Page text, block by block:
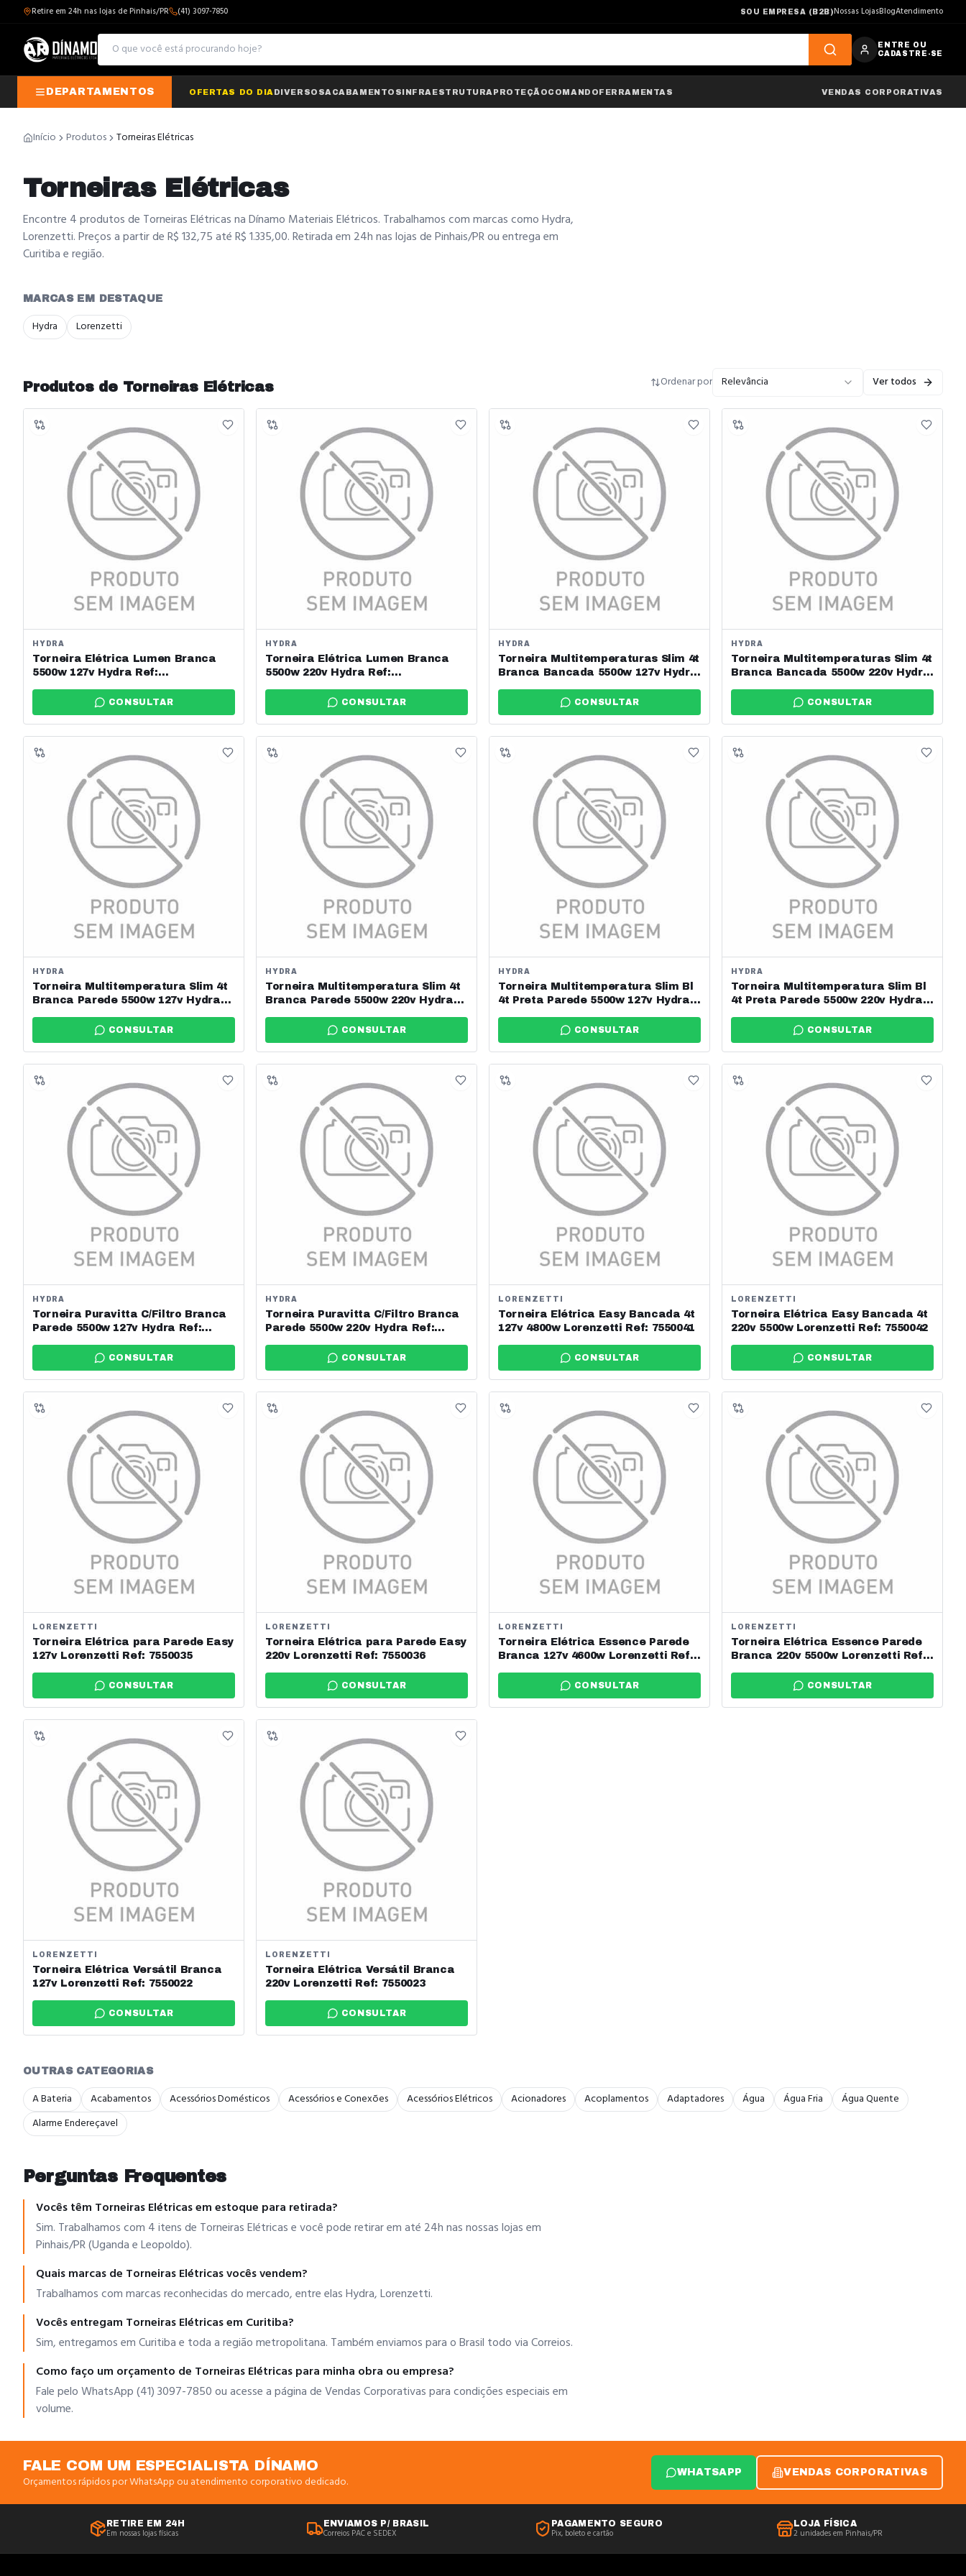
Retire em 24h nas lojas de Pinhais/PR (41) 3097-7850 SOU EMPRESA (B2B)Nossas LojasBlogAtendimento
ENTRE OU
CADASTRE-SE
DEPARTAMENTOS OFERTAS DO DIA DIVERSOSACABAMENTOSINFRAESTRUTURA PROTEÇÃOCOMANDOFERRAMENTAS VENDAS CORPORATIVAS
Início Produtos Torneiras Elétricas
Torneiras Elétricas
Encontre 4 produtos de Torneiras Elétricas na Dínamo Materiais Elétricos. Trabalhamos com marcas como Hydra,
Lorenzetti. Preços a partir de R$ 132,75 até R$ 1.335,00. Retirada em 24h nas lojas de Pinhais/PR ou entrega em
Curitiba e região.
MARCAS EM DESTAQUE
Hydra Lorenzetti
Produtos de Torneiras Elétricas Ordenar por Relevância Ver todos
HYDRA
Torneira Elétrica Lumen Branca
5500w 127v Hydra Ref:
CONSULTAR
HYDRA
Torneira Elétrica Lumen Branca
5500w 220v Hydra Ref:
CONSULTAR
HYDRA
Torneira Multitemperaturas Slim 4t
Branca Bancada 5500w 127v Hydra
CONSULTAR
HYDRA
Torneira Multitemperaturas Slim 4t
Branca Bancada 5500w 220v Hydra
CONSULTAR
HYDRA
Torneira Multitemperatura Slim 4t
Branca Parede 5500w 127v Hydra
CONSULTAR
HYDRA
Torneira Multitemperatura Slim 4t
Branca Parede 5500w 220v Hydra
CONSULTAR
HYDRA
Torneira Multitemperatura Slim Bl
4t Preta Parede 5500w 127v Hydra
CONSULTAR
HYDRA
Torneira Multitemperatura Slim Bl
4t Preta Parede 5500w 220v Hydra
CONSULTAR
HYDRA
Torneira Puravitta C/Filtro Branca
Parede 5500w 127v Hydra Ref:
CONSULTAR
HYDRA
Torneira Puravitta C/Filtro Branca
Parede 5500w 220v Hydra Ref:
CONSULTAR
LORENZETTI
Torneira Elétrica Easy Bancada 4t
127v 4800w Lorenzetti Ref: 7550041
CONSULTAR
LORENZETTI
Torneira Elétrica Easy Bancada 4t
220v 5500w Lorenzetti Ref: 7550042
CONSULTAR
LORENZETTI
Torneira Elétrica para Parede Easy
127v Lorenzetti Ref: 7550035
CONSULTAR
LORENZETTI
Torneira Elétrica para Parede Easy
220v Lorenzetti Ref: 7550036
CONSULTAR
LORENZETTI
Torneira Elétrica Essence Parede
Branca 127v 4600w Lorenzetti Ref:
CONSULTAR
LORENZETTI
Torneira Elétrica Essence Parede
Branca 220v 5500w Lorenzetti Ref:
CONSULTAR
LORENZETTI
Torneira Elétrica Versátil Branca
127v Lorenzetti Ref: 7550022
CONSULTAR
LORENZETTI
Torneira Elétrica Versátil Branca
220v Lorenzetti Ref: 7550023
CONSULTAR
OUTRAS CATEGORIAS
A Bateria Acabamentos Acessórios Domésticos Acessórios e Conexões Acessórios Elétricos Acionadores Acoplamentos Adaptadores Água Água Fria
Água Quente
Alarme Endereçavel
Perguntas Frequentes
Vocês têm Torneiras Elétricas em estoque para retirada?
Sim. Trabalhamos com 4 itens de Torneiras Elétricas e você pode retirar em até 24h nas nossas lojas em
Pinhais/PR (Uganda e Leopoldo).
Quais marcas de Torneiras Elétricas vocês vendem?
Trabalhamos com marcas reconhecidas do mercado, entre elas Hydra, Lorenzetti.
Vocês entregam Torneiras Elétricas em Curitiba?
Sim, entregamos em Curitiba e toda a região metropolitana. Também enviamos para o Brasil todo via Correios.
Como faço um orçamento de Torneiras Elétricas para minha obra ou empresa?
Fale pelo WhatsApp (41) 3097-7850 ou acesse a página de Vendas Corporativas para condições especiais em
volume.
FALE COM UM ESPECIALISTA DÍNAMO
Orçamentos rápidos por WhatsApp ou atendimento corporativo dedicado.
WHATSAPP VENDAS CORPORATIVAS
RETIRE EM 24H
Em nossas lojas físicas
ENVIAMOS P/ BRASIL
Correios PAC e SEDEX
PAGAMENTO SEGURO
Pix, boleto e cartão
LOJA FÍSICA
2 unidades em Pinhais/PR